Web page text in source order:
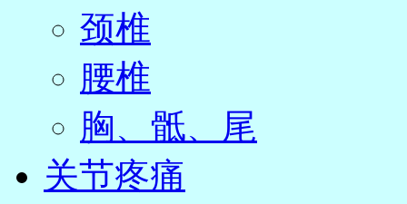
颈椎
腰椎
胸、骶、尾
关节疼痛